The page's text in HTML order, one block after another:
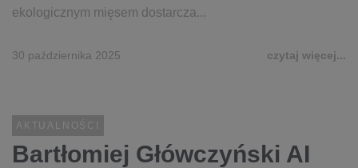
ekologicznym mięsem dostarcza...
30 października 2025 czytaj więcej...
AKTUALNOŚCI
Bartłomiej Główczyński AI